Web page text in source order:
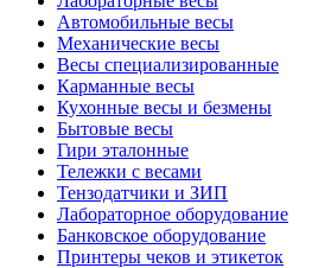
Автомобильные весы
Механические весы
Весы специализированные
Карманные весы
Кухонные весы и безмены
Бытовые весы
Гири эталонные
Тележки с весами
Тензодатчики и ЗИП
Лабораторное оборудование
Банковское оборудование
Принтеры чеков и этикеток